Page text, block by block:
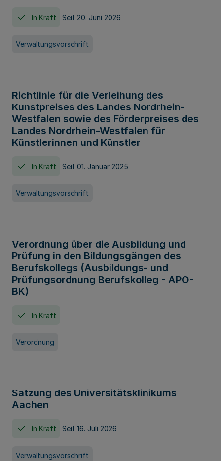
In Kraft Seit 20. Juni 2026
Verwaltungsvorschrift
Richtlinie für die Verleihung des
Kunstpreises des Landes Nordrhein-
Westfalen sowie des Förderpreises des
Landes Nordrhein-Westfalen für
Künstlerinnen und Künstler
In Kraft Seit 01. Januar 2025
Verwaltungsvorschrift
Verordnung über die Ausbildung und
Prüfung in den Bildungsgängen des
Berufskollegs (Ausbildungs- und
Prüfungsordnung Berufskolleg - APO-
BK)
In Kraft
Verordnung
Satzung des Universitätsklinikums
Aachen
In Kraft Seit 16. Juli 2026
Verwaltungsvorschrift